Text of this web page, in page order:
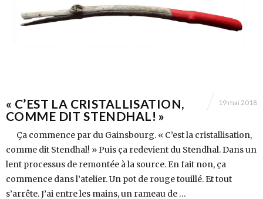
« C’EST LA CRISTALLISATION,
COMME DIT STENDHAL! »
19 mai 2018
Ça commence par du Gainsbourg. « C’est la cristallisation,
comme dit Stendhal! » Puis ça redevient du Stendhal. Dans un
lent processus de remontée à la source. En fait non, ça
commence dans l’atelier. Un pot de rouge touillé. Et tout
s’arrête. J’ai entre les mains, un rameau de …